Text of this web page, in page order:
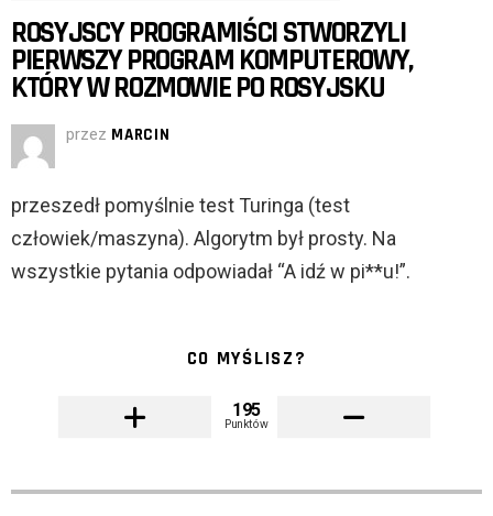
ROSYJSCY PROGRAMIŚCI STWORZYLI
PIERWSZY PROGRAM KOMPUTEROWY,
KTÓRY W ROZMOWIE PO ROSYJSKU
przez MARCIN
przeszedł pomyślnie test Turinga (test
człowiek/maszyna). Algorytm był prosty. Na
wszystkie pytania odpowiadał “A idź w pi**u!”.
CO MYŚLISZ?
195
Punktów